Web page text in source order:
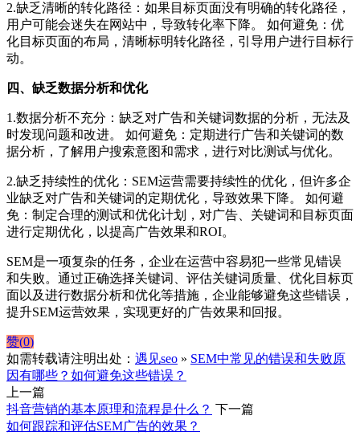
2.缺乏清晰的转化路径：如果目标页面没有明确的转化路径，
用户可能会迷失在网站中，导致转化率下降。 如何避免：优
化目标页面的布局，清晰标明转化路径，引导用户进行目标行
动。
四、缺乏数据分析和优化
1.数据分析不充分：缺乏对广告和关键词数据的分析，无法及
时发现问题和改进。 如何避免：定期进行广告和关键词的数
据分析，了解用户搜索意图和需求，进行对比测试与优化。
2.缺乏持续性的优化：SEM运营需要持续性的优化，但许多企
业缺乏对广告和关键词的定期优化，导致效果下降。 如何避
免：制定合理的测试和优化计划，对广告、关键词和目标页面
进行定期优化，以提高广告效果和ROI。
SEM是一项复杂的任务，企业在运营中容易犯一些常见错误
和失败。通过正确选择关键词、评估关键词质量、优化目标页
面以及进行数据分析和优化等措施，企业能够避免这些错误，
提升SEM运营效果，实现更好的广告效果和回报。
赞(0)
如需转载请注明出处： 遇见seo » SEM中常见的错误和失败原
因有哪些？如何避免这些错误？
上一篇
抖音营销的基本原理和流程是什么？ 下一篇
如何跟踪和评估SEM广告的效果？